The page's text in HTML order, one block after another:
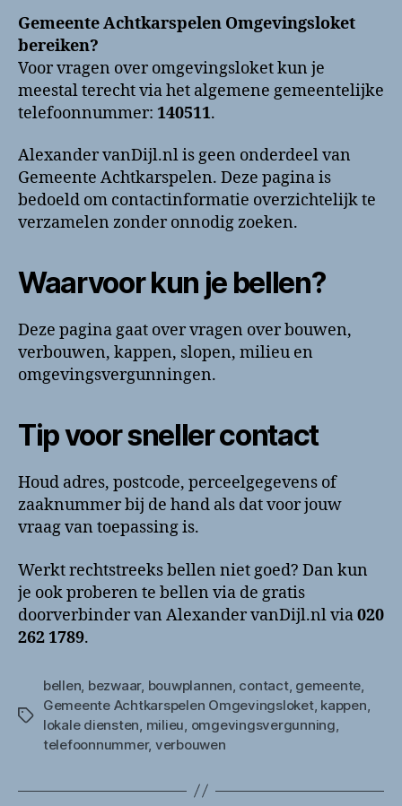
Omgevingsloket
bellen?
en
contactinformatie
Gemeente Achtkarspelen Omgevingsloket
bereiken?
Voor vragen over omgevingsloket kun je
meestal terecht via het algemene gemeentelijke
telefoonnummer: 140511.
Alexander vanDijl.nl is geen onderdeel van
Gemeente Achtkarspelen. Deze pagina is
bedoeld om contactinformatie overzichtelijk te
verzamelen zonder onnodig zoeken.
Waarvoor kun je bellen?
Deze pagina gaat over vragen over bouwen,
verbouwen, kappen, slopen, milieu en
omgevingsvergunningen.
Tip voor sneller contact
Houd adres, postcode, perceelgegevens of
zaaknummer bij de hand als dat voor jouw
vraag van toepassing is.
Werkt rechtstreeks bellen niet goed? Dan kun
je ook proberen te bellen via de gratis
doorverbinder van Alexander vanDijl.nl via020
262 1789.
Tags
bellen bezwaar, bouwplannen contact, gemeente
Gemeente Achtkarspelen Omgevingsloket, kappen
lokale diensten milieu omgevingsvergunning
telefoonnummer, verbouwen